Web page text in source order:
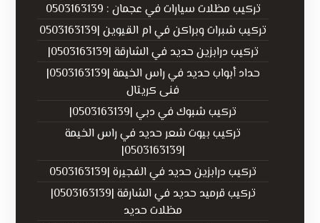
تركيب مظلات سيارات في عجمان : 0503163139
تركيب شبرات وبراكن في ام القيوين |0503163139
تركيب درابزين حديد في الشارقة |0503163139|
حداد أبواب حديد في راس الخيمة |0503163139|
فنى كريتال
تركيب شبوك في دبي |0503163139|
تركيب بيوت شعر حديد في راس الخيمة
|0503163139|
تركيب درابزين حديد في الفجيرة |0503163139
تركيب قرميد حديد في الشارقة |0503163139|
مظلات حديد